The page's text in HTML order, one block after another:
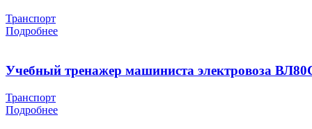
Транспорт
Подробнее
Учебный тренажер машиниста электровоза
Транспорт
Подробнее